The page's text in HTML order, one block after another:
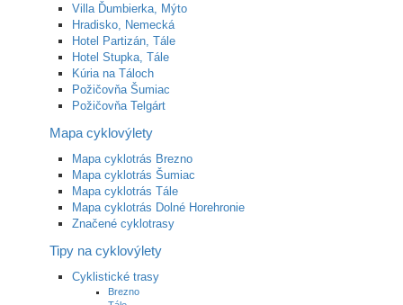
Villa Ďumbierka, Mýto
Hradisko, Nemecká
Hotel Partizán, Tále
Hotel Stupka, Tále
Kúria na Táloch
Požičovňa Šumiac
Požičovňa Telgárt
Mapa cyklovýlety
Mapa cyklotrás Brezno
Mapa cyklotrás Šumiac
Mapa cyklotrás Tále
Mapa cyklotrás Dolné Horehronie
Značené cyklotrasy
Tipy na cyklovýlety
Cyklistické trasy
Brezno